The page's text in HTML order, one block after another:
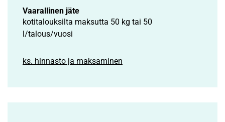
Vaarallinen jäte
kotitalouksilta maksutta 50 kg tai 50
l/talous/vuosi
ks. hinnasto ja maksaminen